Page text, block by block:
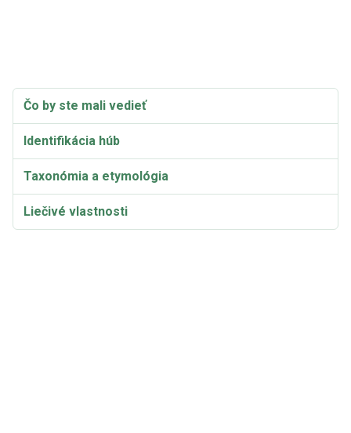
Čo by ste mali vedieť
Identifikácia húb
Taxonómia a etymológia
Liečivé vlastnosti